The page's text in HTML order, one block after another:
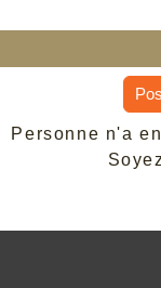
Personne n'a